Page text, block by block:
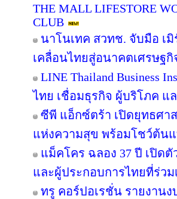
THE MALL LIFESTORE
CLUB
นาโนเทค สวทช. จับมือ เมิ
เคลื่อนไทยสู่อนาคตเศรษฐ
LINE Thailand Business
ไทย เชื่อมธุรกิจ ผู้บริโภค แ
ซีพี แอ็กซ์ตร้า เปิดยุทธศา
แห่งความสุข พร้อมโชว์ต้น
แม็คโคร ฉลอง 37 ปี เปิ
และผู้ประกอบการไทยที่ร่ว
ทรู คอร์ปอเรชั่น รายงานง